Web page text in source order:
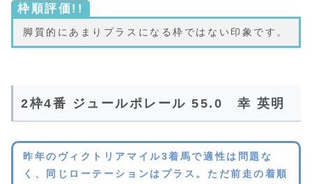
枠順評価!!
脚質的にあまりプラスになる枠ではない印象です。
2枠4番 ジュールポレール 55.0 幸 英明
昨年のヴィクトリアマイル3着馬で適性は問題な
く、同じローテーションはプラス。ただ前走の着順